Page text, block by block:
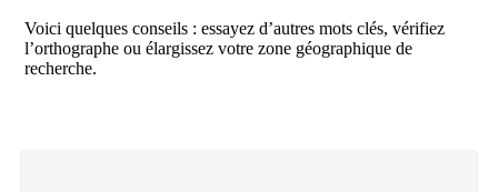
Voici quelques conseils : essayez d’autres mots clés, vérifiez
l’orthographe ou élargissez votre zone géographique de
recherche.